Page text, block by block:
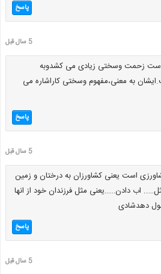
پاسخ
5 سال قبل
زحمت وسختی زیادی می کشدوبه
به معنی،مفهوم وسختی کاراشاره می
پاسخ
5 سال قبل
است یعنی کشاورزان به درختان و زمین
اب دادن……یعنی مثل فرزندان خود از انها
دهدشادی
پاسخ
5 سال قبل